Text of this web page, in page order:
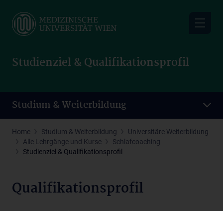
main
Studienziel & Qualifikationsprofil
Studium & Weiterbildung
Home Studium & Weiterbildung
Universitäre Weiterbildung
Alle Lehrgänge und Kurse
Schlafcoaching
Studienziel & Qualifikationsprofil
Qualifikationsprofil